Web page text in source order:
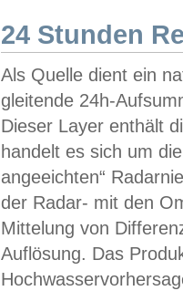
24 Stunden
Als Quelle dient ein
gleitende 24h-
Dieser Layer enthält
handelt es sich um
angeeichten“
der Radar- mit den
Mittelung von
Auflösung. Das